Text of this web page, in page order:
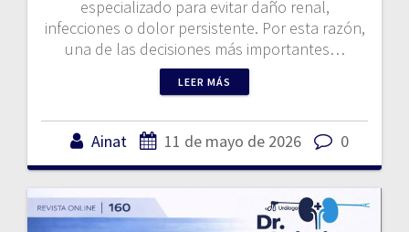
especializado para evitar daño renal,
infecciones o dolor persistente. Por esta razón,
una de las decisiones más importantes…
LEER MÁS
Ainat 11 de mayo de 2026 0